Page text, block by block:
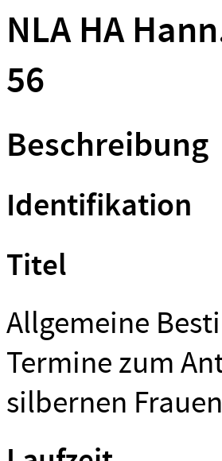
NLA HA
56
Beschreibung
Identifikation
Titel
Allgemeine
Termine zum
silbernen